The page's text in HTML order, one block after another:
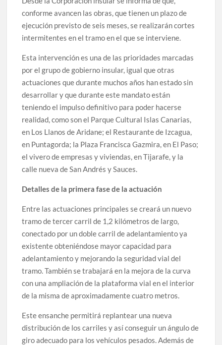
conforme avancen las obras, que tienen un plazo de
ejecución previsto de seis meses, se realizarán cortes
intermitentes en el tramo en el que se interviene.
Esta intervención es una de las prioridades marcadas
por el grupo de gobierno insular, igual que otras
actuaciones que durante muchos años han estado sin
desarrollar y que durante este mandato están
teniendo el impulso definitivo para poder hacerse
realidad, como son el Parque Cultural Islas Canarias,
en Los Llanos de Aridane; el Restaurante de Izcagua,
en Puntagorda; la Plaza Francisca Gazmira, en El Paso;
el vivero de empresas y viviendas, en Tijarafe, y la
calle nueva de San Andrés y Sauces.
Detalles de la primera fase de la actuación
Entre las actuaciones principales se creará un nuevo
tramo de tercer carril de 1,2 kilómetros de largo,
conectado por un doble carril de adelantamiento ya
existente obteniéndose mayor capacidad para
adelantamiento y mejorando la seguridad vial del
tramo. También se trabajará en la mejora de la curva
con una ampliación de la plataforma vial en el interior
de la misma de aproximadamente cuatro metros.
Este ensanche permitirá replantear una nueva
distribución de los carriles y así conseguir un ángulo de
giro adecuado para los vehículos pesados. Además de